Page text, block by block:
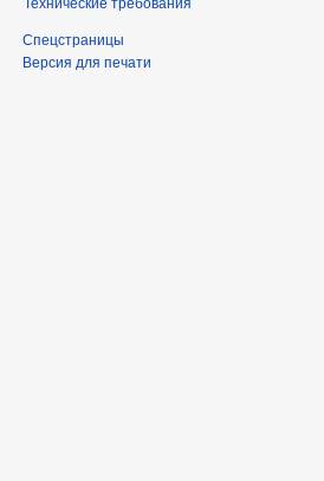
Технические требования
Спецстраницы
Версия для печати